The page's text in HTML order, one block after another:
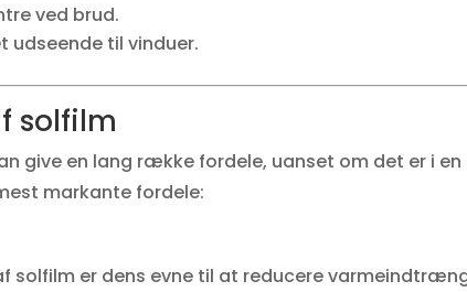
ved brud.
udseende til vinduer.
solfilm
give en lang række fordele, uanset om det er i
markante fordele:
solfilm er dens evne til at reducere